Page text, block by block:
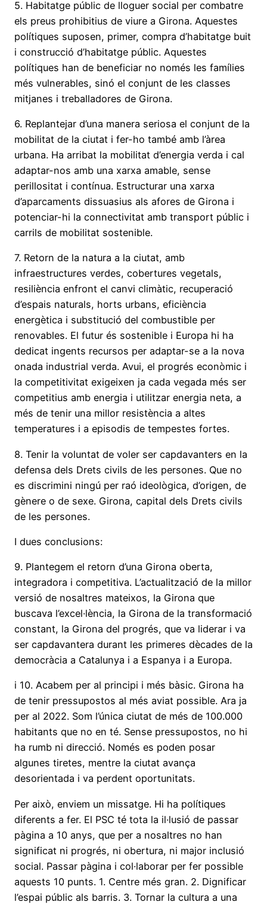
5. Habitatge públic de lloguer social per combatre
els preus prohibitius de viure a Girona. Aquestes
polítiques suposen, primer, compra d’habitatge buit
i construcció d’habitatge públic. Aquestes
polítiques han de beneficiar no només les famílies
més vulnerables, sinó el conjunt de les classes
mitjanes i treballadores de Girona.
6. Replantejar d’una manera seriosa el conjunt de la
mobilitat de la ciutat i fer-ho també amb l’àrea
urbana. Ha arribat la mobilitat d’energia verda i cal
adaptar-nos amb una xarxa amable, sense
perillositat i contínua. Estructurar una xarxa
d’aparcaments dissuasius als afores de Girona i
potenciar-hi la connectivitat amb transport públic i
carrils de mobilitat sostenible.
7. Retorn de la natura a la ciutat, amb
infraestructures verdes, cobertures vegetals,
resiliència enfront el canvi climàtic, recuperació
d’espais naturals, horts urbans, eficiència
energètica i substitució del combustible per
renovables. El futur és sostenible i Europa hi ha
dedicat ingents recursos per adaptar-se a la nova
onada industrial verda. Avui, el progrés econòmic i
la competitivitat exigeixen ja cada vegada més ser
competitius amb energia i utilitzar energia neta, a
més de tenir una millor resistència a altes
temperatures i a episodis de tempestes fortes.
8. Tenir la voluntat de voler ser capdavanters en la
defensa dels Drets civils de les persones. Que no
es discrimini ningú per raó ideològica, d’origen, de
gènere o de sexe. Girona, capital dels Drets civils
de les persones.
I dues conclusions:
9. Plantegem el retorn d’una Girona oberta,
integradora i competitiva. L’actualització de la millor
versió de nosaltres mateixos, la Girona que
buscava l’excel·lència, la Girona de la transformació
constant, la Girona del progrés, que va liderar i va
ser capdavantera durant les primeres dècades de la
democràcia a Catalunya i a Espanya i a Europa.
i 10. Acabem per al principi i més bàsic. Girona ha
de tenir pressupostos al més aviat possible. Ara ja
per al 2022. Som l’única ciutat de més de 100.000
habitants que no en té. Sense pressupostos, no hi
ha rumb ni direcció. Només es poden posar
algunes tiretes, mentre la ciutat avança
desorientada i va perdent oportunitats.
Per això, enviem un missatge. Hi ha polítiques
diferents a fer. El PSC té tota la il·lusió de passar
pàgina a 10 anys, que per a nosaltres no han
significat ni progrés, ni obertura, ni major inclusió
social. Passar pàgina i col·laborar per fer possible
aquests 10 punts. 1. Centre més gran. 2. Dignificar
l’espai públic als barris. 3. Tornar la cultura a una